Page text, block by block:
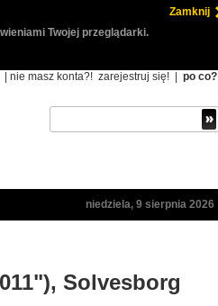
Zamknij
Twojej przeglądarki.
| nie masz konta?! zarejestruj się! po co?
niedziela, 9 sierpnia 2026
Solvesborg